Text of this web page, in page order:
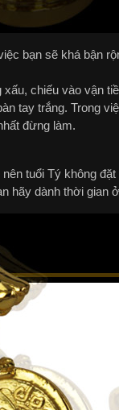
bạn sẽ khá bận
chiếu vào vận
tay trắng. Trong
đừng làm.
tuổi Tý không
hãy dành thời gian